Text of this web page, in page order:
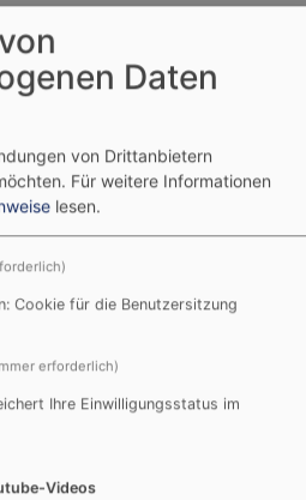
Sonntag und die Woche
nach Trinitatis:
und Israel“
das er zum Erbe
)
Feiertag:
Daten
von Drittanbietern
Für weitere Informationen
lesen.
Cookie für die Benutzersitzung
erforderlich)
Ihre Einwilligungsstatus im
Videos